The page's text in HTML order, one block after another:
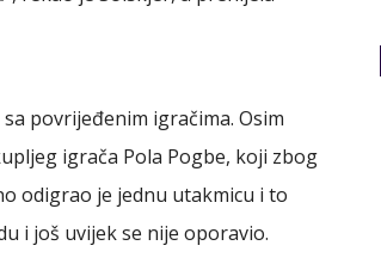
povrijeđenim igračima. Osim
igrača Pola Pogbe, koji zbog
odigrao je jednu utakmicu i to
i još uvijek se nije oporavio.